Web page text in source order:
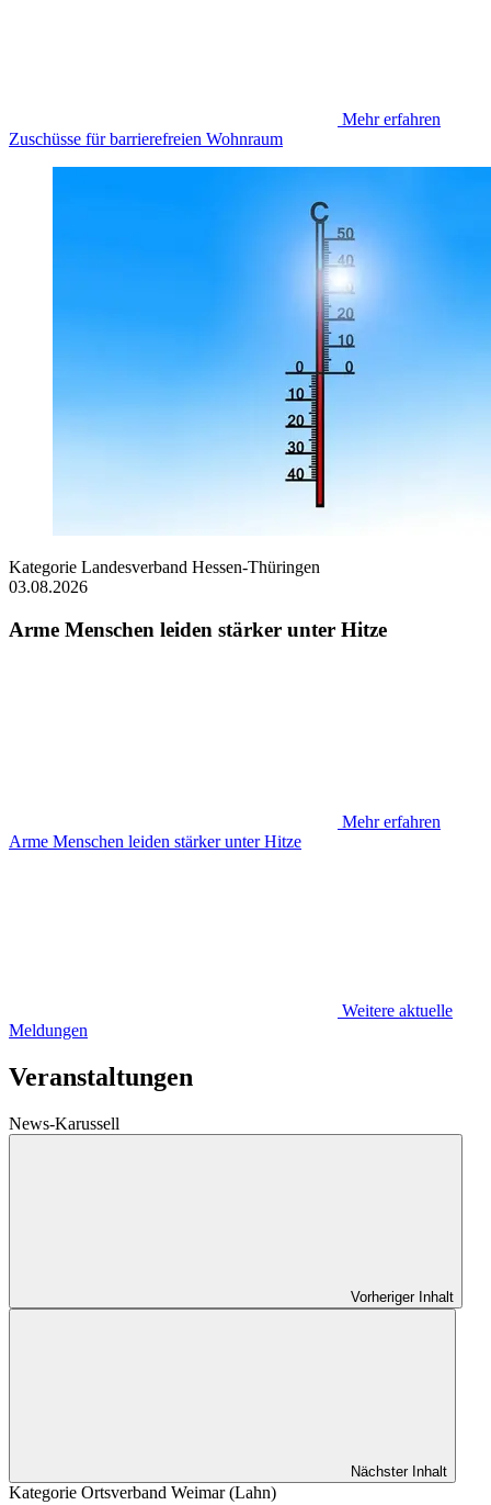
Mehr erfahren
Zuschüsse für barrierefreien Wohnraum
Kategorie Landesverband Hessen-Thüringen
03.08.2026
Arme Menschen leiden stärker unter Hitze
Mehr erfahren
Arme Menschen leiden stärker unter Hitze
Weitere aktuelle
Meldungen
Veranstaltungen
News-Karussell
Vorheriger Inhalt
Nächster Inhalt
Kategorie Ortsverband Weimar (Lahn)